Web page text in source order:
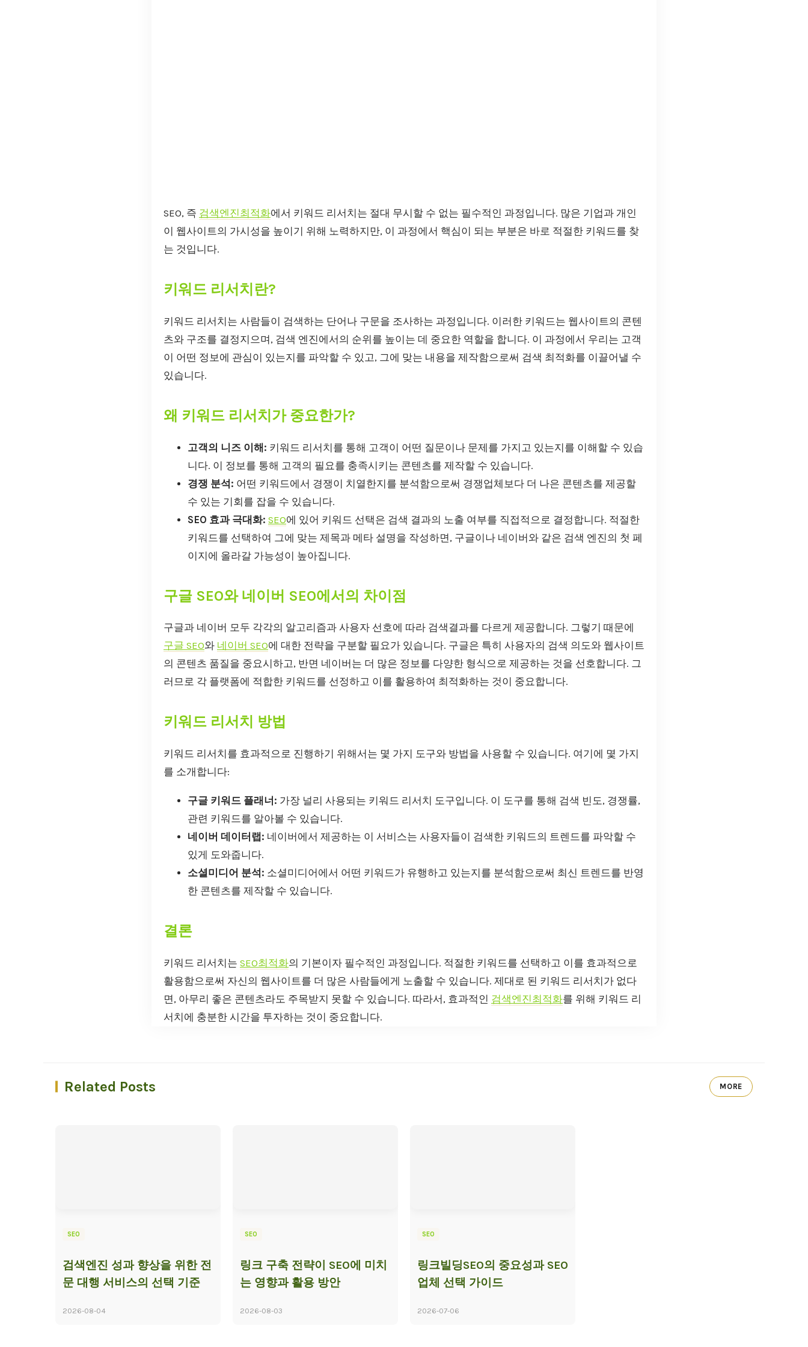
SEO, 즉 검색엔진최적화에서 키워드 리서치는 절대 무시할 수 없는 필수적인 과정입니다. 많은 기업과 개인
이 웹사이트의 가시성을 높이기 위해 노력하지만, 이 과정에서 핵심이 되는 부분은 바로 적절한 키워드를 찾
는 것입니다.
키워드 리서치란?
키워드 리서치는 사람들이 검색하는 단어나 구문을 조사하는 과정입니다. 이러한 키워드는 웹사이트의 콘텐
츠와 구조를 결정지으며, 검색 엔진에서의 순위를 높이는 데 중요한 역할을 합니다. 이 과정에서 우리는 고객
이 어떤 정보에 관심이 있는지를 파악할 수 있고, 그에 맞는 내용을 제작함으로써 검색 최적화를 이끌어낼 수
있습니다.
왜 키워드 리서치가 중요한가?
고객의 니즈 이해: 키워드 리서치를 통해 고객이 어떤 질문이나 문제를 가지고 있는지를 이해할 수 있습
니다. 이 정보를 통해 고객의 필요를 충족시키는 콘텐츠를 제작할 수 있습니다.
경쟁 분석: 어떤 키워드에서 경쟁이 치열한지를 분석함으로써 경쟁업체보다 더 나은 콘텐츠를 제공할
수 있는 기회를 잡을 수 있습니다.
SEO 효과 극대화: SEO에 있어 키워드 선택은 검색 결과의 노출 여부를 직접적으로 결정합니다. 적절한
키워드를 선택하여 그에 맞는 제목과 메타 설명을 작성하면, 구글이나 네이버와 같은 검색 엔진의 첫 페
이지에 올라갈 가능성이 높아집니다.
구글 SEO와 네이버 SEO에서의 차이점
구글과 네이버 모두 각각의 알고리즘과 사용자 선호에 따라 검색결과를 다르게 제공합니다. 그렇기 때문에
구글 SEO와 네이버 SEO에 대한 전략을 구분할 필요가 있습니다. 구글은 특히 사용자의 검색 의도와 웹사이트
의 콘텐츠 품질을 중요시하고, 반면 네이버는 더 많은 정보를 다양한 형식으로 제공하는 것을 선호합니다. 그
러므로 각 플랫폼에 적합한 키워드를 선정하고 이를 활용하여 최적화하는 것이 중요합니다.
키워드 리서치 방법
키워드 리서치를 효과적으로 진행하기 위해서는 몇 가지 도구와 방법을 사용할 수 있습니다. 여기에 몇 가지
를 소개합니다:
구글 키워드 플래너: 가장 널리 사용되는 키워드 리서치 도구입니다. 이 도구를 통해 검색 빈도, 경쟁률,
관련 키워드를 알아볼 수 있습니다.
네이버 데이터랩: 네이버에서 제공하는 이 서비스는 사용자들이 검색한 키워드의 트렌드를 파악할 수
있게 도와줍니다.
소셜미디어 분석: 소셜미디어에서 어떤 키워드가 유행하고 있는지를 분석함으로써 최신 트렌드를 반영
한 콘텐츠를 제작할 수 있습니다.
결론
키워드 리서치는 SEO최적화의 기본이자 필수적인 과정입니다. 적절한 키워드를 선택하고 이를 효과적으로
활용함으로써 자신의 웹사이트를 더 많은 사람들에게 노출할 수 있습니다. 제대로 된 키워드 리서치가 없다
면, 아무리 좋은 콘텐츠라도 주목받지 못할 수 있습니다. 따라서, 효과적인 검색엔진최적화를 위해 키워드 리
서치에 충분한 시간을 투자하는 것이 중요합니다.
Related Posts MORE
SEO
검색엔진 성과 향상을 위한 전
문 대행 서비스의 선택 기준
2026-08-04
SEO
링크 구축 전략이 SEO에 미치
는 영향과 활용 방안
2026-08-03
SEO
링크빌딩SEO의 중요성과 SEO
업체 선택 가이드
2026-07-06